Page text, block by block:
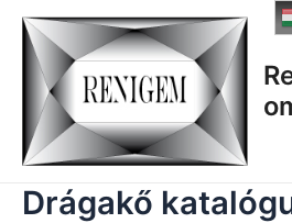
Skip
content
Drágakő